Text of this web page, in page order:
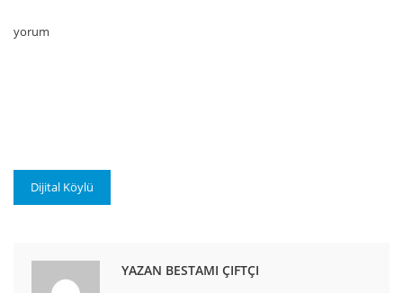
yorum
Dijital Köylü
YAZAN BESTAMI ÇIFTÇI